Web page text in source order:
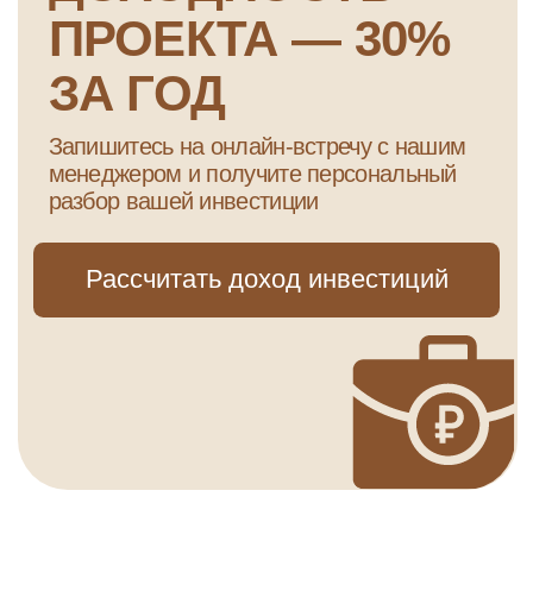
Мариуполь активно
восстанавливают: жильё, дороги,
Покупка сейчас — шанс зайти
в новый район и выбрать проект
с доходностью до 30% в год.
Развитие Приазовья стратегия
Опора на долгий
срок